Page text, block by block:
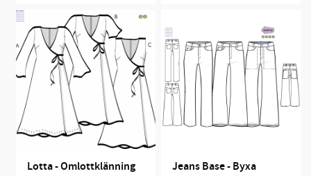
Lotta - Omlottklänning
Jeans Base - Byxa